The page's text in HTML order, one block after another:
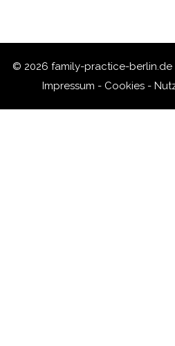
© 2026 family-practice-berlin.de
Impressum - Cookies-